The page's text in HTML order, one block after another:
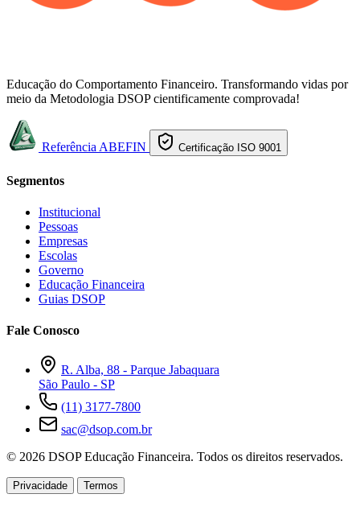
Educação do Comportamento Financeiro. Transformando vidas por
meio da Metodologia DSOP cientificamente comprovada!
Referência ABEFIN Certificação ISO 9001
Segmentos
Institucional
Pessoas
Empresas
Escolas
Governo
Educação Financeira
Guias DSOP
Fale Conosco
R. Alba, 88 - Parque Jabaquara
São Paulo - SP
(11) 3177-7800
sac@dsop.com.br
© 2026 DSOP Educação Financeira. Todos os direitos reservados.
Privacidade Termos